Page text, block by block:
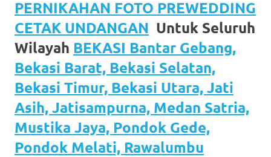
PERNIKAHAN FOTO PREWEDDING
CETAK UNDANGAN Untuk Seluruh
Wilayah BEKASI Bantar Gebang,
Bekasi Barat, Bekasi Selatan,
Bekasi Timur, Bekasi Utara, Jati
Asih, Jatisampurna, Medan Satria,
Mustika Jaya, Pondok Gede,
Pondok Melati, Rawalumbu